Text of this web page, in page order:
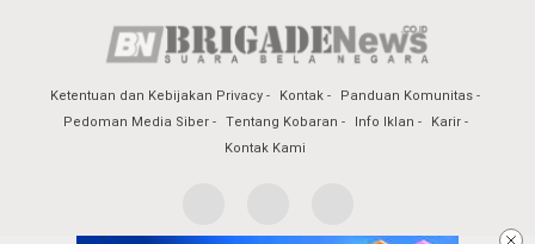
Ketentuan dan Kebijakan Privacy Kontak
Panduan Komunitas
Pedoman Media Siber
Tentang Kobaran Info Iklan
Karir
Kontak Kami